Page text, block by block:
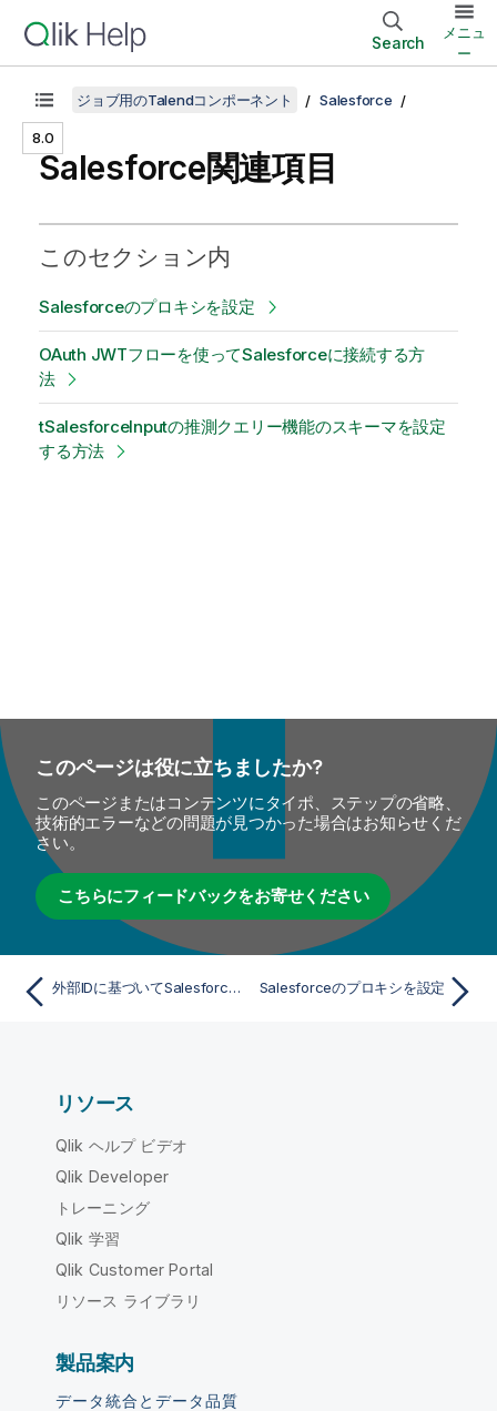
Search
メニュ
ー
8.0
ジョブ用のTalendコンポーネント Salesforce
Salesforce関連項目
このセクション内
Salesforceのプロキシを設定
OAuth JWTフローを使ってSalesforceに接続する方
法
tSalesforceInputの推測クエリー機能のスキーマを設定
する方法
このページは役に立ちましたか?
このページまたはコンテンツにタイポ、ステップの省略、
技術的エラーなどの問題が見つかった場合はお知らせくだ
さい。
こちらにフィードバックをお寄せください
外部IDに基づいてSalesforceデータをアップサートするジョブを実行 Salesforceのプロキシを設定
リソース
Qlik ヘルプ ビデオ
Qlik Developer
トレーニング
Qlik 学習
Qlik Customer Portal
リソース ライブラリ
製品案内
データ統合とデータ品質